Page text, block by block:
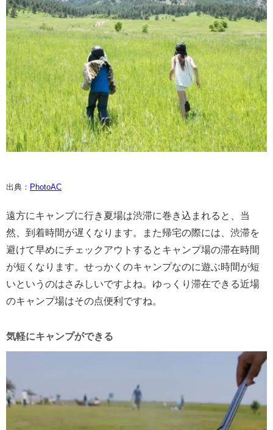
出典： PhotoAC
遠方にキャンプに行き夏場は渋滞に巻き込まれると、当
然、到着時間が遅くなります。また帰宅の際には、渋滞を
避けて早めにチェックアウトするとキャンプ場の滞在時間
が短くなります。せっかくのキャンプなのに遊ぶ時間が短
いというのはさみしいですよね。ゆっくり滞在できる近場
のキャンプ場はその点便利ですね。
気軽にキャンプができる